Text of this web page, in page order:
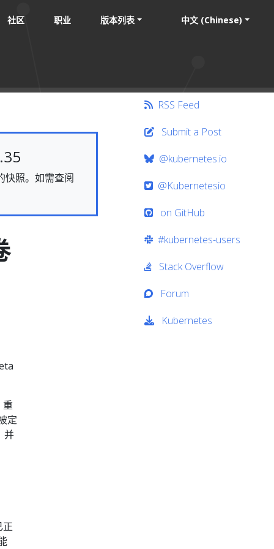
社区 职业 版本列表 中文 (Chinese)
快照。如需查阅
重
定
并
RSS Feed
Submit a Post
@kubernetes.io
@Kubernetesio
on GitHub
#kubernetes-users
Stack Overflow
Forum
Kubernetes